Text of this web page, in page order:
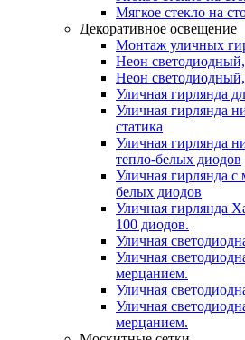
Мягкое стекло на
Декоративное освещение
Монтаж уличных
Неон
Неон
Уличная гирлянда
Уличная гирлянда
статика
Уличная гирлянда
тепло-белых диодов
Уличная гирлянда
белых диодов
Уличная гирлянда
100 диодов.
Уличная
Уличная
мерцанием.
Уличная
Уличная
мерцанием.